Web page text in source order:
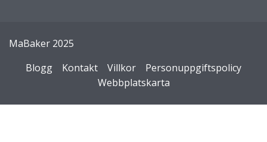
MaBaker 2025
Blogg
Kontakt Villkor
Personuppgiftspolicy
Webbplatskarta